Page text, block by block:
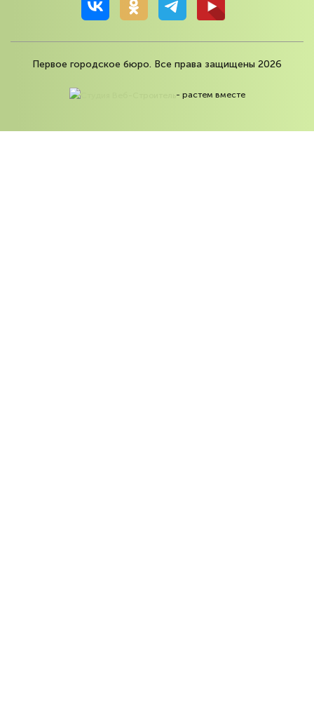
Первое городское бюро. Все права защищены 2026
- растем вместе